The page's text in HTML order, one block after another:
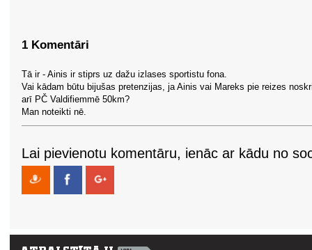
1 Komentāri
Tā ir - Ainis ir stiprs uz dažu izlases sportistu fona.
Vai kādam būtu bijušas pretenzijas, ja Ainis vai Mareks pie reizes
arī PČ Valdifiemmē 50km?
Man noteikti nē.
Lai pievienotu komentāru, ienāc ar kādu no